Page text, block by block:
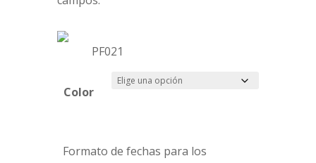
PF021
Color
Formato de fechas para los